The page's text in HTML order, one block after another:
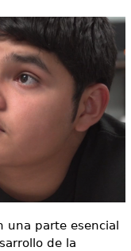
una parte esencial
de la